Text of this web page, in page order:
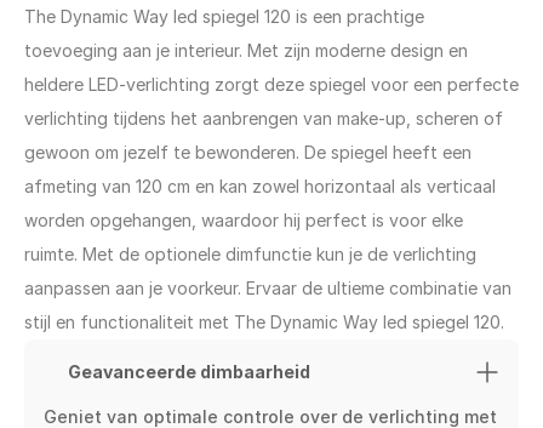
The Dynamic Way led spiegel 120 is een prachtige
toevoeging aan je interieur. Met zijn moderne design en
heldere LED-verlichting zorgt deze spiegel voor een perfecte
verlichting tijdens het aanbrengen van make-up, scheren of
gewoon om jezelf te bewonderen. De spiegel heeft een
afmeting van 120 cm en kan zowel horizontaal als verticaal
worden opgehangen, waardoor hij perfect is voor elke
ruimte. Met de optionele dimfunctie kun je de verlichting
aanpassen aan je voorkeur. Ervaar de ultieme combinatie van
stijl en functionaliteit met The Dynamic Way led spiegel 120.
Geavanceerde dimbaarheid
Geniet van optimale controle over de verlichting met